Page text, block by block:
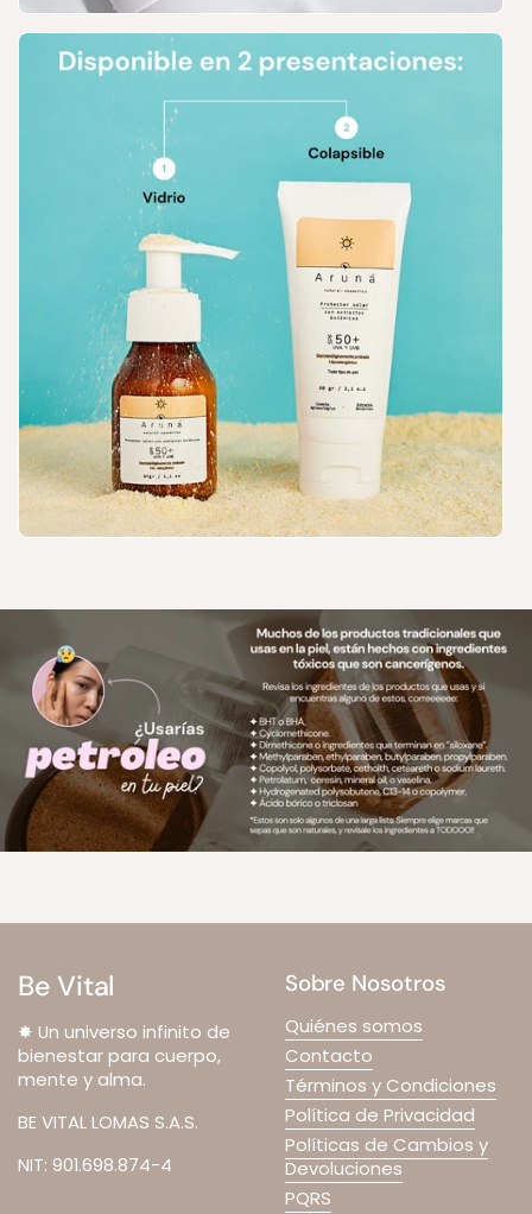
Be Vital
✸ Un universo infinito de
bienestar para cuerpo,
mente y alma.
BE VITAL LOMAS S.A.S.
NIT: 901.698.874-4
Sobre Nosotros
Quiénes somos
Contacto
Términos y Condiciones
Política de Privacidad
Políticas de Cambios y
Devoluciones
PQRS